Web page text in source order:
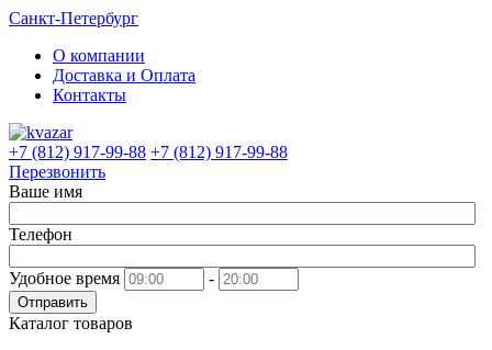
Санкт-Петербург
О компании
Доставка и Оплата
Контакты
+7 (812) 917-99-88 +7 (812) 917-99-88
Перезвонить
Ваше имя
Телефон
Удобное время -
Отправить
Каталог товаров